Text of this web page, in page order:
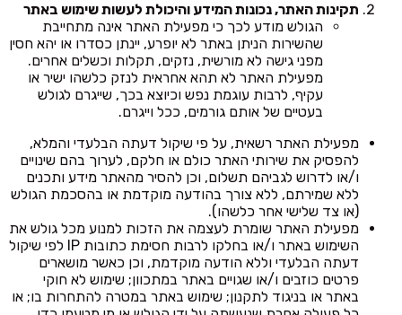
תקינות האתר, נכונות המידע והיכולת לעשות שימוש באתר
הגולש מודע לכך כי מפעילת האתר אינה מתחייבת
שהשירות הניתן באתר לא יופרע, יינתן כסדרו או יהא חסין
מפני גישה לא מורשית, נזקים, תקלות וכשלים אחרים.
מפעילת האתר לא תהא אחראית לנזק כלשהו ישיר או
עקיף, לרבות עוגמת נפש וכיוצא בכך, שייגרם לגולש
בעטיים של אותם גורמים, ככל וייגרם.
מפעילת האתר רשאית, על פי שיקול דעתה הבלעדי והמלא,
להפסיק את שירותי האתר כולם או חלקם, לערוך בהם שינויים
ו/או לדרוש לגביהם תשלום, וכן להסיר מהאתר מידע ותכנים
ללא שמירתם, ללא צורך בהודעה מוקדמת או בהסכמת הגולש
(או צד שלישי אחר כלשהו).
מפעילת האתר שומרת לעצמה את הזכות למנוע מכל גולש את
השימוש באתר ו/או בחלקו לרבות חסימת כתובות IP לפי שיקול
דעתה הבלעדי וללא הודעה מוקדמת, וכן כאשר מושארים
פרטים כוזבים ו/או שגויים באתר במתכוון; שימוש לא חוקי
באתר או בניגוד לתקנון; שימוש באתר במטרה להתחרות בו; או